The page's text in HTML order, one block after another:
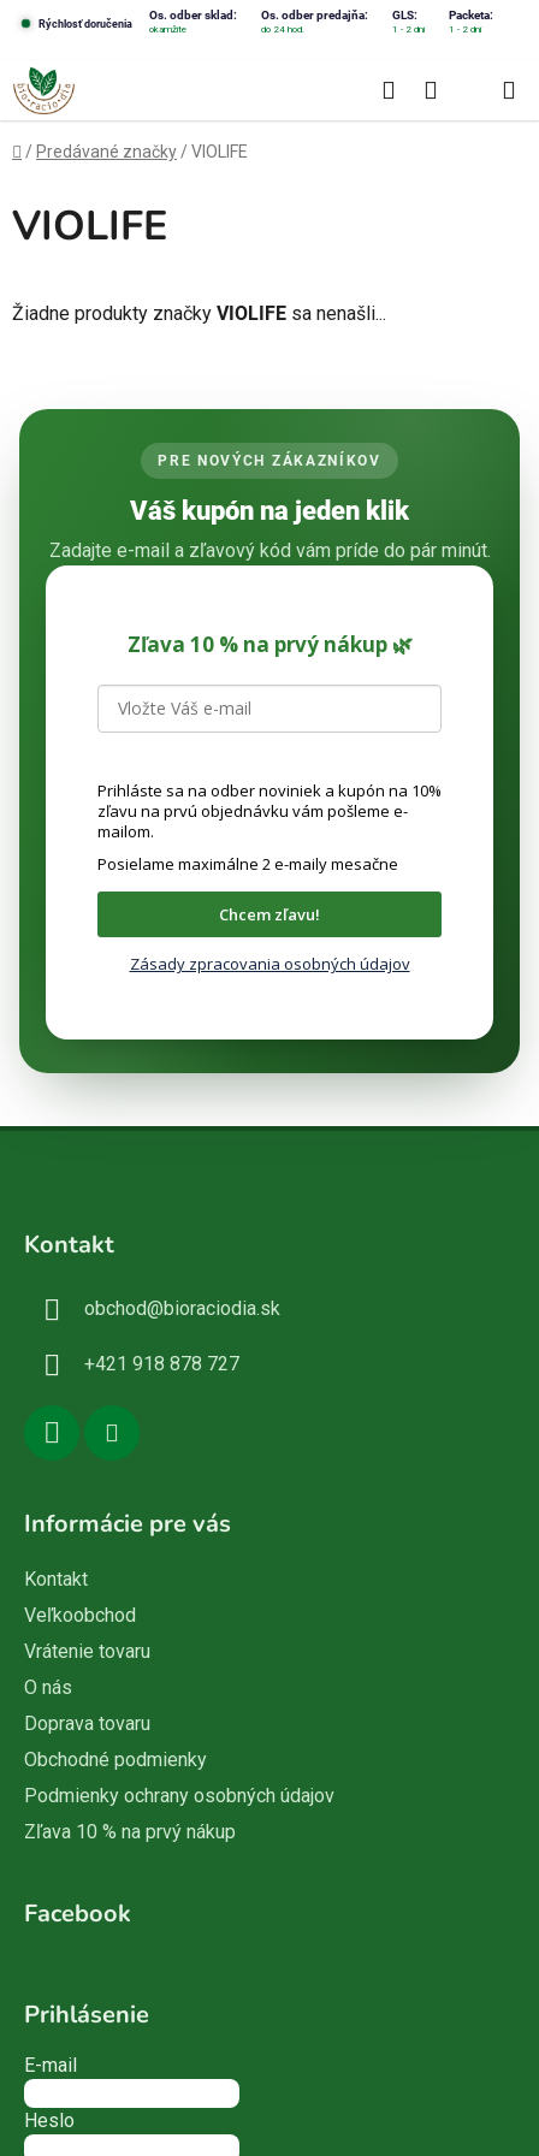
obsah
Rýchlosť doručenia
Os. odber sklad: Os. odber predajňa: GLS: Packeta:
okamžite do 24 hod. 1 - 2 dni 1 - 2 dni
Hľadať
KOŠÍK
Domov
/ Predávané značky /VIOLIFE
VIOLIFE
Žiadne produkty značky VIOLIFE sa nenašli...
PRE NOVÝCH ZÁKAZNÍKOV
Váš kupón na jeden klik
Zadajte e-mail a zľavový kód vám príde do pár minút.
Zľava 10 % na prvý nákup 🌿
Prihláste sa na odber noviniek a kupón na 10%
zľavu na prvú objednávku vám pošleme e-
mailom.
Posielame maximálne 2 e-maily mesačne
Chcem zľavu!
Zásady zpracovania osobných údajov
Kontakt
obchod@bioraciodia.sk
+421 918 878 727
Informácie pre vás
Kontakt
Veľkoobchod
Vrátenie tovaru
O nás
Doprava tovaru
Obchodné podmienky
Podmienky ochrany osobných údajov
Zľava 10 % na prvý nákup
Facebook
Prihlásenie
E-mail
Heslo